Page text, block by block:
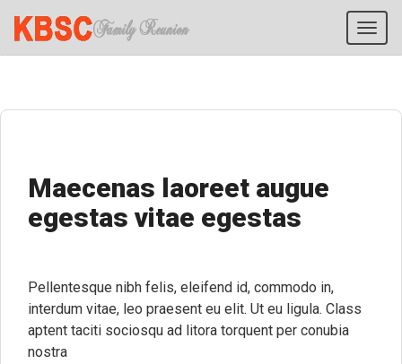
Maecenas laoreet augue
egestas vitae egestas
Pellentesque nibh felis, eleifend id, commodo in,
interdum vitae, leo praesent eu elit. Ut eu ligula. Class
aptent taciti sociosqu ad litora torquent per conubia
nostra